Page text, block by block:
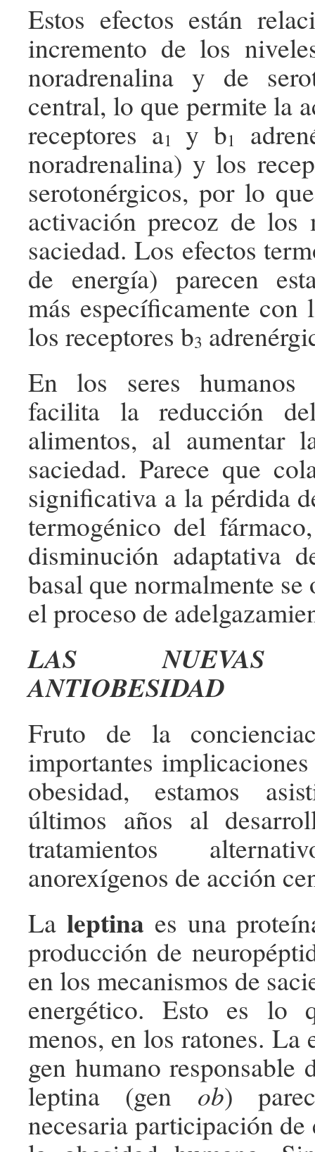
Estos efectos están
incremento de los
noradrenalina y de
central, lo que permite la
receptores a1 y b1
noradrenalina) y los
serotonérgicos, por lo
activación precoz de los
saciedad. Los efectos
de energía) parecen
más específicamente con
los receptores b3
En los seres humanos
facilita la reducción
alimentos, al aumentar
saciedad. Parece que
significativa a la pérdida
termogénico del
disminución adaptativa
basal que normalmente se
el proceso de
LAS NUEVAS
ANTIOBESIDAD
Fruto de la
importantes
obesidad, estamos
últimos años al
tratamientos
anorexígenos de acción
La leptina es una
producción de
en los mecanismos de
energético. Esto es lo
menos, en los ratones. La
gen humano responsable
leptina (gen ob)
necesaria participación de